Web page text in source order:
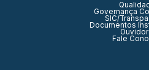
Governança
SIC/
Documentos
Fale